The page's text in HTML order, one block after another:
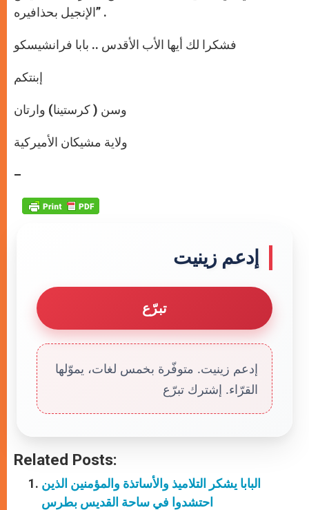
الإنجيل بحذافيره” .
–
إدعم زينيت
تبرّع
إدعم زينيت. متوفّرة بخمس لغات، يموّلها
القرّاء. إشترك تبرّع
Related Posts:
البابا يشكر التلاميذ والأساتذة والمؤمنين الذين
احتشدوا في ساحة القديس بطرس